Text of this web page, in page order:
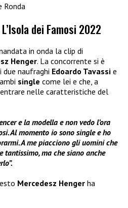
Ronda
dei Famosi 2022
in onda la clip di
Henger. La concorrente si è
naufraghi Edoardo Tavassi e
single come lei e che, a
nelle caratteristiche del
e la modella e non vedo l’ora
Al momento io sono single e ho
A me piacciono gli uomini che
tantissimo, ma che siano anche
Mercedesz Henger ha